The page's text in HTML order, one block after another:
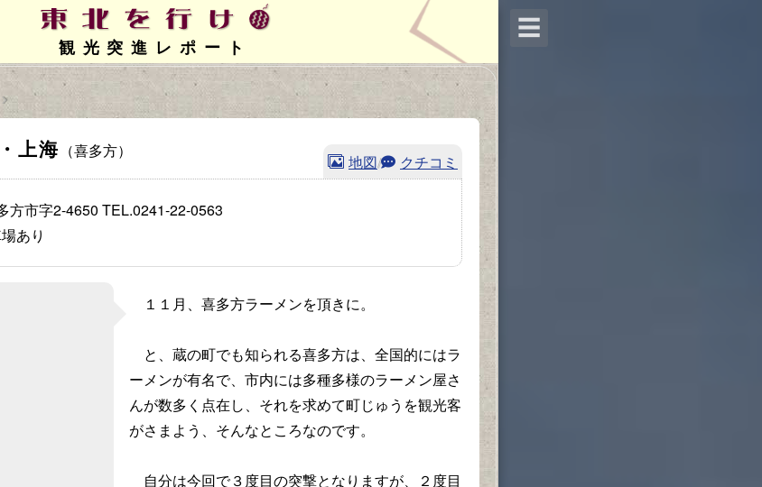
観光突進レポート
上海 （喜多方）
地図/ クチコミ
方市字2-4650 TEL.0241-22-0563
あり
１１月、喜多方ラーメンを頂きに。
と、蔵の町でも知られる喜多方は、全国的にはラ
ーメンが有名で、市内には多種多様のラーメン屋さ
んが数多く点在し、それを求めて町じゅうを観光客
がさまよう、そんなところなのです。
自分は今回で３度目の突撃となりますが、２度目
☰